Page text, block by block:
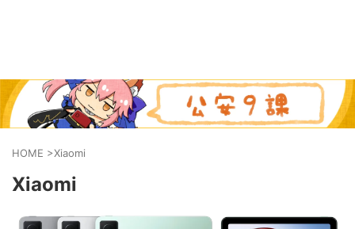
HOME >Xiaomi
Xiaomi